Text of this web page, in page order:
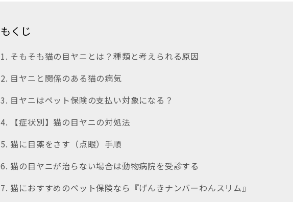
もくじ
1. そもそも猫の目ヤニとは？種類と考えられる原因
2. 目ヤニと関係のある猫の病気
3. 目ヤニはペット保険の支払い対象になる？
4. 【症状別】猫の目ヤニの対処法
5. 猫に目薬をさす（点眼）手順
6. 猫の目ヤニが治らない場合は動物病院を受診する
7. 猫におすすめのペット保険なら『げんきナンバーわんスリム』